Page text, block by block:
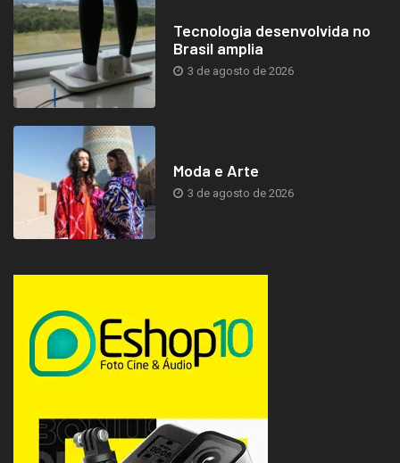
Tecnologia desenvolvida no
Brasil amplia
3 de agosto de 2026
Moda e Arte
3 de agosto de 2026